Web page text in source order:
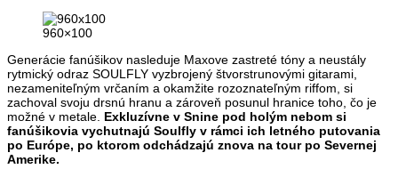
960×100
Generácie fanúšikov nasleduje Maxove zastreté tóny a neustály
rytmický odraz SOULFLY vyzbrojený štvorstrunovými gitarami,
nezameniteľným vrčaním a okamžite rozoznateľným riffom, si
zachoval svoju drsnú hranu a zároveň posunul hranice toho, čo je
možné v metale. Exkluzívne v Snine pod holým nebom si
fanúšikovia vychutnajú Soulfly v rámci ich letného putovania
po Európe, po ktorom odchádzajú znova na tour po Severnej
Amerike.